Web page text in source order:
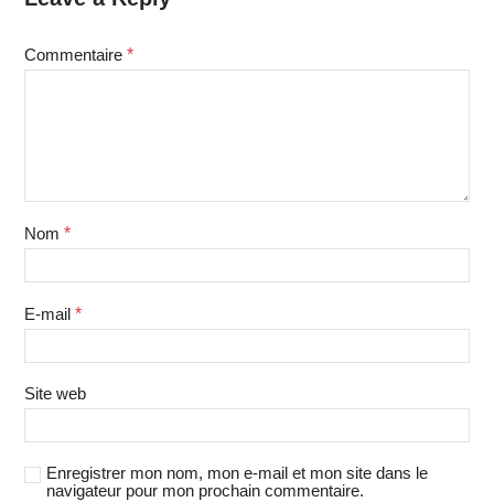
Commentaire *
Nom *
E-mail *
Site web
Enregistrer mon nom, mon e-mail et mon site dans le
navigateur pour mon prochain commentaire.